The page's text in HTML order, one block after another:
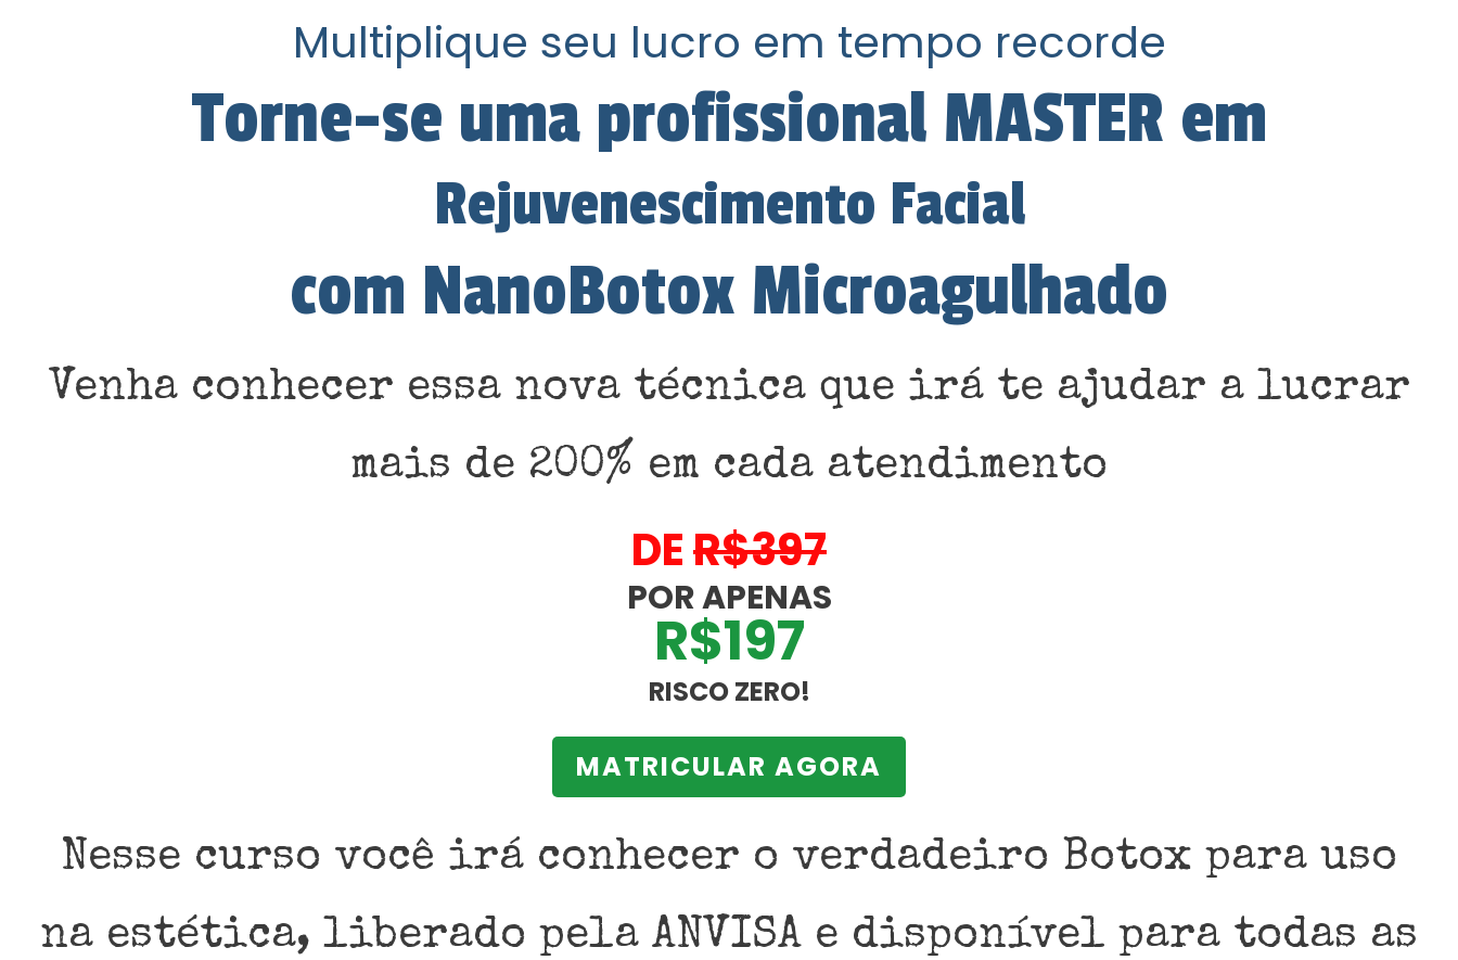
Multiplique seu lucro em tempo recorde
Torne-se uma profissional MASTER em
Rejuvenescimento Facial
com NanoBotox Microagulhado
Venha conhecer essa nova técnica que irá te ajudar a lucrar
mais de 200% em cada atendimento
DER$397
POR APENAS
R$197
RISCO ZERO!
MATRICULAR AGORA
Nesse curso você irá conhecer o verdadeiro Botox para uso
na estética, liberado pela ANVISA e disponível para todas as